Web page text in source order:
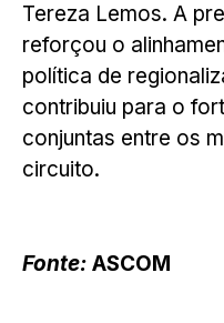
Tereza Lemos. A
reforçou o
política de
contribuiu para o
conjuntas entre os
circuito.
Fonte: ASCOM